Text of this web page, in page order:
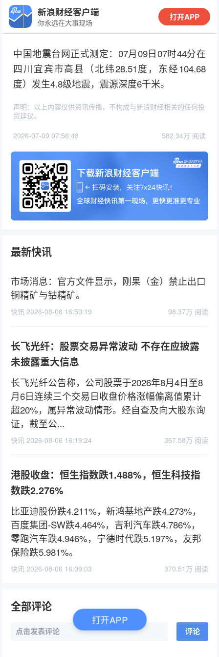
新浪财经客户端
你永远在大事现场
打开APP
中国地震台网正式测定：07月09日07时44分在
四川宜宾市高县（北纬28.51度，东经104.68
度）发生4.8级地震，震源深度6千米。
声明：以上内容仅供资讯传播，不构成与新浪财经相关的任何投
资建议。
2026-07-09 07:56:48 582.34万 阅读
最新快讯
市场消息：官方文件显示，刚果（金）禁止出口
铜精矿与钴精矿。
快讯 2026-08-06 16:50:19 98.37万 阅读
长飞光纤：股票交易异常波动 不存在应披露
未披露重大信息
长飞光纤公告称，公司股票于2026年8月4日至8
月6日连续三个交易日收盘价格涨幅偏离值累计
超20%，属异常波动情形。经自查及向大股东询
证，截至公...
快讯 2026-08-06 16:19:24 367.58万 阅读
港股收盘：恒生指数跌1.488%，恒生科技指
数跌2.276%
比亚迪股份跌4.211%，新鸿基地产跌4.273%，
百度集团-SW跌4.464%，吉利汽车跌4.786%，
零跑汽车跌4.946%，宁德时代跌5.197%，友邦
保险跌5.981%。
快讯 2026-08-06 16:09:03 370.51万 阅读
全部评论
点击发表评论 评论
打开APP